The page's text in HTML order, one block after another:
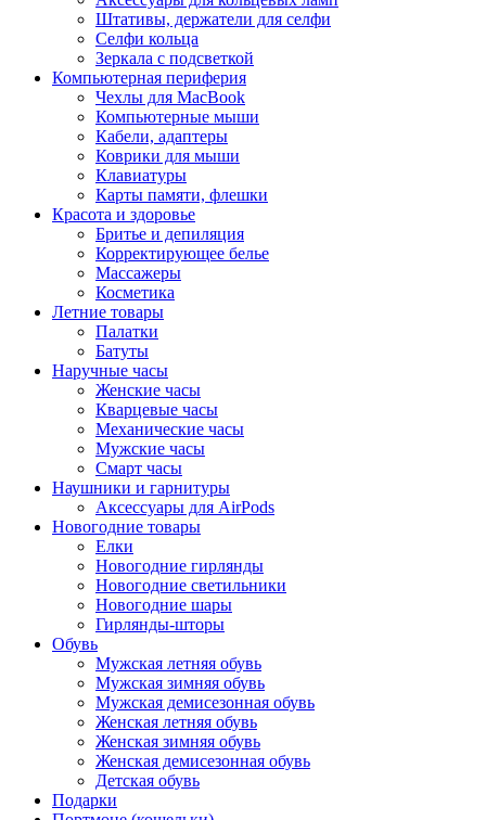
Штативы, держатели для селфи
Селфи кольца
Зеркала с подсветкой
Компьютерная периферия
Чехлы для MacBook
Компьютерные мыши
Кабели, адаптеры
Коврики для мыши
Клавиатуры
Карты памяти, флешки
Красота и здоровье
Бритье и депиляция
Корректирующее белье
Массажеры
Косметика
Летние товары
Палатки
Батуты
Наручные часы
Женские часы
Кварцевые часы
Механические часы
Мужские часы
Смарт часы
Наушники и гарнитуры
Аксессуары для AirPods
Новогодние товары
Елки
Новогодние гирлянды
Новогодние светильники
Новогодние шары
Гирлянды-шторы
Обувь
Мужская летняя обувь
Мужская зимняя обувь
Мужская демисезонная обувь
Женская летняя обувь
Женская зимняя обувь
Женская демисезонная обувь
Детская обувь
Подарки